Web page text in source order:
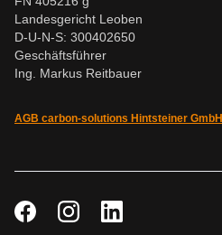
Landesgericht Leoben
D-U-N-S: 300402650
Geschäftsführer
Ing. Markus Reitbauer
AGB carbon-solutions Hintsteiner GmbH